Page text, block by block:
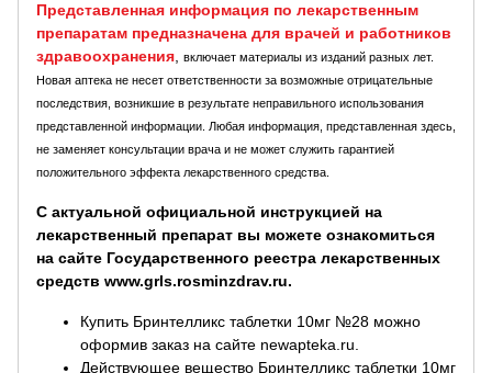
Представленная информация по лекарственным
препаратам предназначена для врачей и работников
здравоохранения, включает материалы из изданий разных лет.
Новая аптека не несет ответственности за возможные отрицательные
последствия, возникшие в результате неправильного использования
представленной информации. Любая информация, представленная здесь,
не заменяет консультации врача и не может служить гарантией
положительного эффекта лекарственного средства.
С актуальной официальной инструкцией на
лекарственный препарат вы можете ознакомиться
на сайте Государственного реестра лекарственных
средств www.grls.rosminzdrav.ru.
Купить Бринтелликс таблетки 10мг №28 можно
оформив заказ на сайте newapteka.ru.
Действующее вещество Бринтелликс таблетки 10мг